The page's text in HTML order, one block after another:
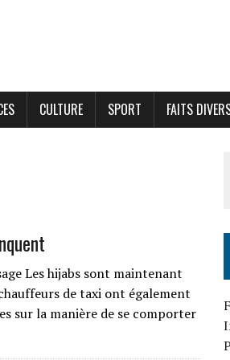
CULTURE SPORT FAITS
Les hijabs sont maintenant
de taxi ont également
sur la manière de se comporter